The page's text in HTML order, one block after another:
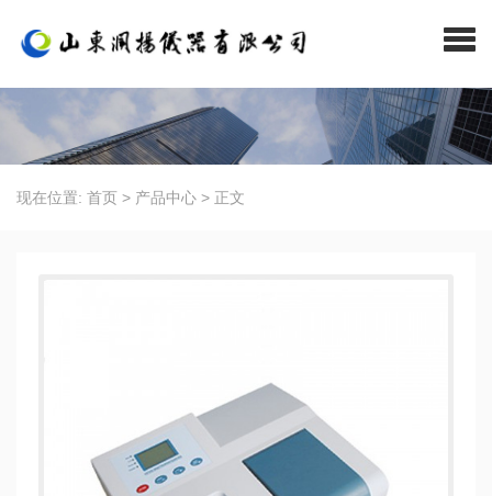
现在位置: 首页 > 产品中心 > 正文